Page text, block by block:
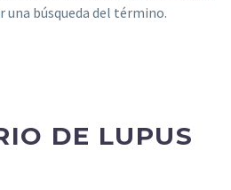
una búsqueda del término.
DE LUPUS